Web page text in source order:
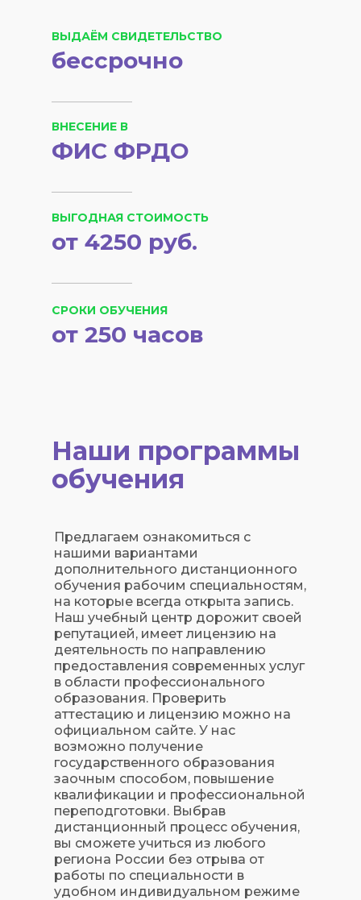
ВЫДАЁМ СВИДЕТЕЛЬСТВО
бессрочно
ВНЕСЕНИЕ В
ФИС ФРДО
СРОКИ ОБУЧЕНИЯ
ВЫГОДНАЯ СТОИМОСТЬ
от 250 часов
от 4250 руб.
Наши программы
обучения
Предлагаем ознакомиться с
нашими вариантами
дополнительного дистанционного
обучения рабочим специальностям,
на которые всегда открыта запись.
Наш учебный центр дорожит своей
репутацией, имеет лицензию на
деятельность по направлению
предоставления современных услуг
в области профессионального
образования. Проверить
аттестацию и лицензию можно на
официальном сайте. У нас
возможно получение
государственного образования
заочным способом, повышение
квалификации и профессиональной
переподготовки. Выбрав
дистанционный процесс обучения,
вы сможете учиться из любого
региона России без отрыва от
работы по специальности в
удобном индивидуальном режиме